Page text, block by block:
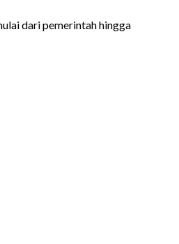
dari pemerintah hingga